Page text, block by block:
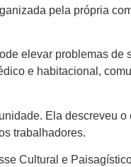
pela própria
elevar problemas de
e habitacional,
Ela descreveu o
trabalhadores.
Cultural e